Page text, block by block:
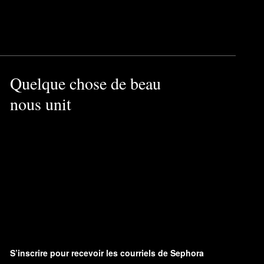
Quelque chose de beau
nous unit
S’inscrire pour recevoir les courriels de Sephora